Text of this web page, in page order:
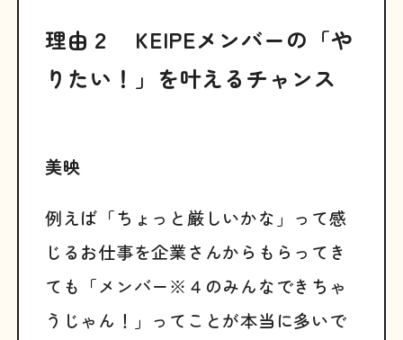
理由２ KEIPEメンバーの「や
りたい！」を叶えるチャンス
美映
例えば「ちょっと厳しいかな」って感
じるお仕事を企業さんからもらってき
ても「メンバー※４のみんなできちゃ
うじゃん！」ってことが本当に多いで